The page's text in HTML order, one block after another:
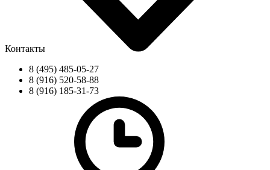
Контакты
8 (495) 485-05-27
8 (916) 520-58-88
8 (916) 185-31-73